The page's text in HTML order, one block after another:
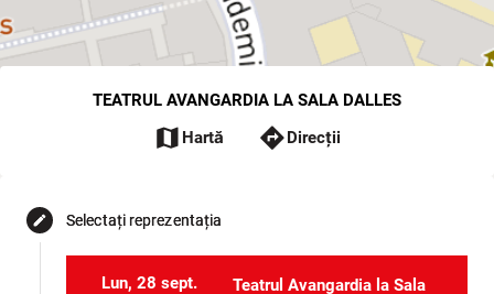
TEATRUL AVANGARDIA LA SALA DALLES
map Hartă directionsDirecții
edit Selectați reprezentația
Lun, 28 sept.
Teatrul Avangardia la Sala